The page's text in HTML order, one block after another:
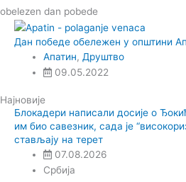
obelezen dan pobede
Дан победе обележен у општини
Апатин, Друштво
09.05.2022
Најновије
Блокадери написали досије о
им био савезник, сада је
стављају на терет
07.08.2026
Србија